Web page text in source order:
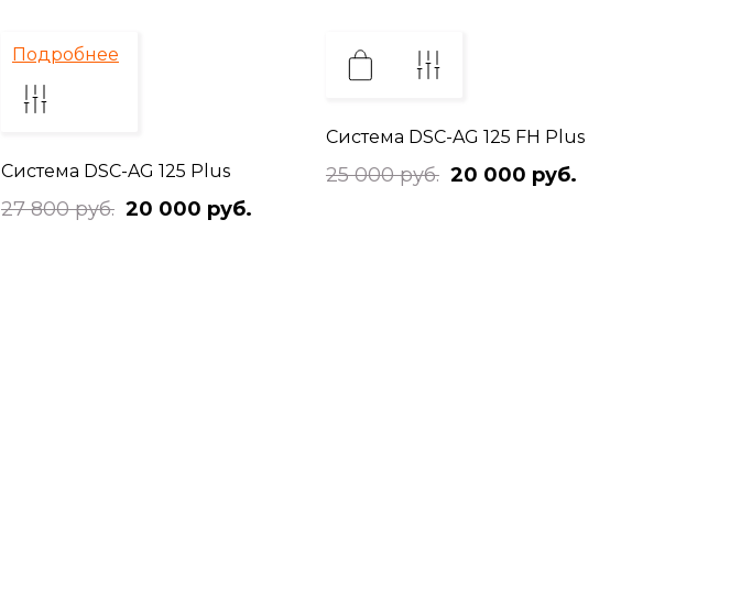
Подробнее
Система DSC-AG 125 Plus
27 800 руб. 20 000 руб.
Система DSC-AG 125 FH Plus
25 000 руб. 20 000 руб.